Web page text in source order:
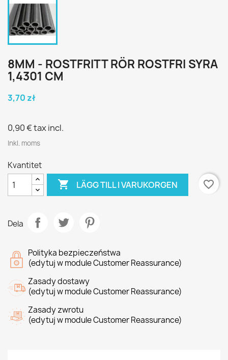
8MM - ROSTFRITT RÖR ROSTFRI SYRA
1,4301 CM
3,70 zł
0,90 €tax incl.
Inkl. moms
Kvantitet
 LÄGG TILL I VARUKORGEN favorite_border
Dela
Polityka bezpieczeństwa
(edytuj w module Customer Reassurance)
Zasady dostawy
(edytuj w module Customer Reassurance)
Zasady zwrotu
(edytuj w module Customer Reassurance)